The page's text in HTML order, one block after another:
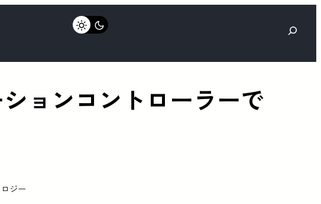
検
ョンコントローラーで
ジー